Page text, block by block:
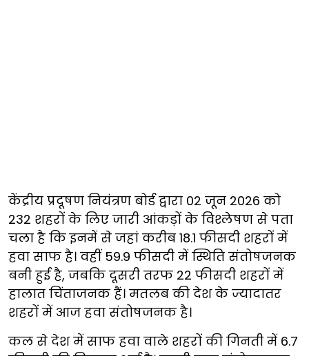
केंद्रीय प्रदूषण नियंत्रण बोर्ड द्वारा 02 जून 2026 को
232 शहरों के लिए जारी आंकड़ों के विश्लेषण से पता
चला है कि इनमें से जहां करीब 18.1 फीसदी शहरों में
हवा साफ है। वहीं 59.9 फीसदी में स्थिति संतोषजनक
बनी हुई है, जबकि दूसरी तरफ 22 फीसदी शहरों में
हालात चिंताजनक हैं। मतलब की देश के ज्यादातर
शहरों में आज हवा संतोषजनक है।
कल से देश में साफ हवा वाले शहरों की गिनती में 6.7